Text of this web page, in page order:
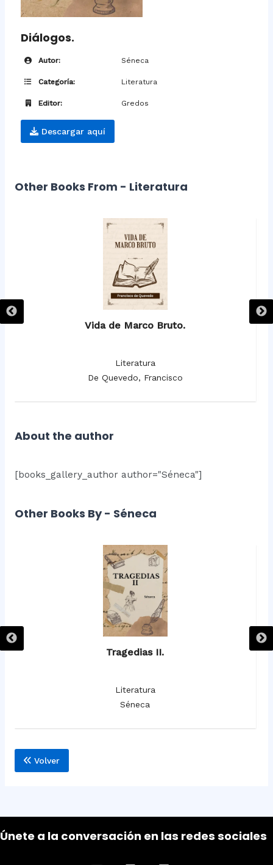
Diálogos.
Autor: Séneca
Categoría: Literatura
Editor: Gredos
Descargar aquí
Other Books From - Literatura
Vida de Marco Bruto.
Literatura
De Quevedo, Francisco
About the author
[books_gallery_author author="Séneca"]
Other Books By - Séneca
Tragedias II.
Literatura
Séneca
Volver
Únete a la conversación en las redes sociales